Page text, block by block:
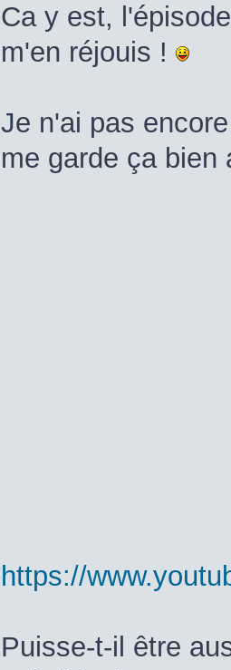
Ca y est,
m'en réjouis !
Je n'ai pas
me garde ça bien
https://
Puisse-t-il être